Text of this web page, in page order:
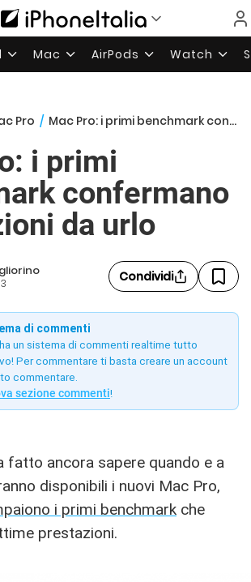
Mac AirPods Watch
Pro / Mac Pro: i primi benchmark confermano prestazioni da urlo
i primi
confermano
da urlo
Condividi
di commenti
un sistema di commenti realtime tutto
Per commentare ti basta creare un account
commentare.
sezione commenti!
fatto ancora sapere quando e a
disponibili i nuovi Mac Pro,
i primi benchmark che
prestazioni.